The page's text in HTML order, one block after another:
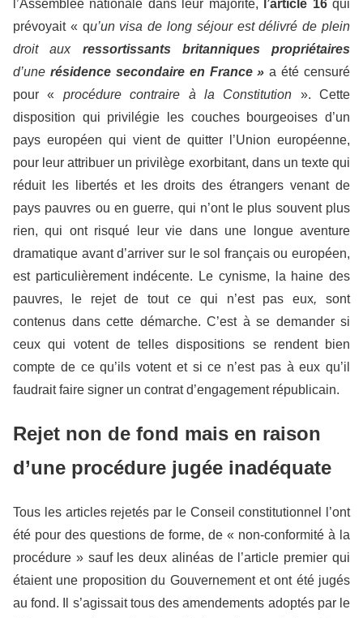
l’Assemblée nationale dans leur majorité,
l’article 16qui
prévoyait « qu’un visa de long séjour est délivré de plein
droit aux ressortissants britanniques
propriétaires
d’une résidence secondaire en France »a été censuré
pour « procédure contraire à la Constitution ». Cette
disposition qui privilégie les couches bourgeoises d’un
pays européen qui vient de quitter l’Union européenne,
pour leur attribuer un privilège exorbitant, dans un texte qui
réduit les libertés et les droits des étrangers venant de
pays pauvres ou en guerre, qui n’ont le plus souvent plus
rien, qui ont risqué leur vie dans une longue aventure
dramatique avant d’arriver sur le sol français ou européen,
est particulièrement indécente. Le cynisme, la haine des
pauvres, le rejet de tout ce qui n’est pas eux, sont
contenus dans cette démarche. C’est à se demander si
ceux qui votent de telles dispositions se rendent bien
compte de ce qu’ils votent et si ce n’est pas à eux qu’il
faudrait faire signer un contrat d’engagement républicain.
Rejet non de fond mais en raison
d’une procédure jugée inadéquate
Tous les articles rejetés par le Conseil constitutionnel l’ont
été pour des questions de forme, de « non-conformité à la
procédure » sauf les deux alinéas de l’article premier qui
étaient une proposition du Gouvernement et ont été jugés
au fond. Il s’agissait tous des amendements adoptés par le